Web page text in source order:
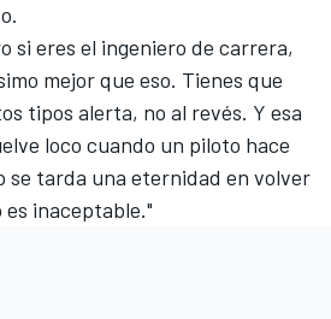
si eres el ingeniero de carrera,
mejor que eso. Tienes que
tipos alerta, no al revés. Y esa
loco cuando un piloto hace
se tarda una eternidad en volver
inaceptable."